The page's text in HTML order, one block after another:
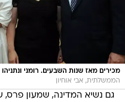
מכירים מאז שנות השבעים. רומני ונתניהו
הממשלתית, אבי אוחיון
גם נשיא המדינה, שמעון פרס,